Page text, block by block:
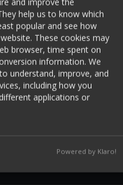
help us to know which
popular and see how
These cookies may
browser, time spent on
information. We
understand, improve, and
including how you
applications or
Powered by Klaro!